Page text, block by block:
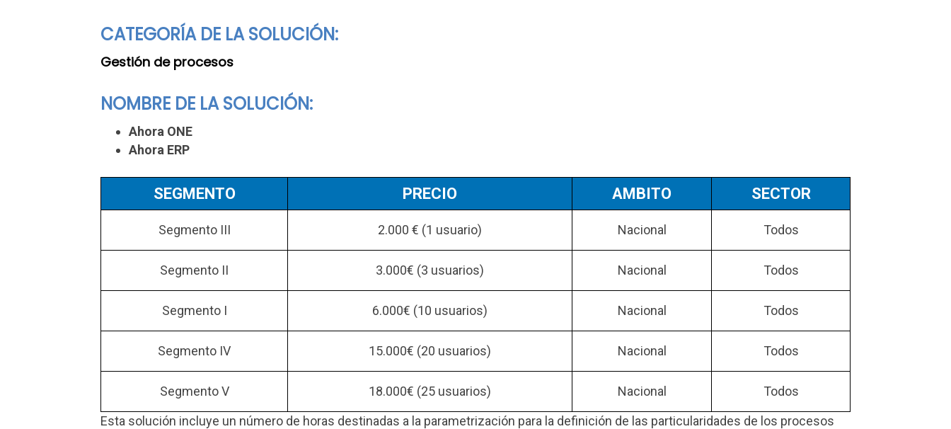
CATEGORÍA DE LA SOLUCIÓN:
Gestión de procesos
NOMBRE DE LA SOLUCIÓN:
Ahora ONE
Ahora ERP
SEGMENTO PRECIO AMBITO SECTOR
Segmento III 2.000 € (1 usuario) Nacional Todos
Segmento II 3.000€ (3 usuarios) Nacional Todos
Segmento I 6.000€ (10 usuarios) Nacional Todos
Segmento IV 15.000€ (20 usuarios) Nacional Todos
Segmento V 18.000€ (25 usuarios) Nacional
Todos
Esta solución incluye un número de horas destinadas a la parametrización para la definición de las particularidades de los procesos